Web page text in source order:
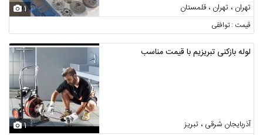
تهران ، تهران ، قلمستان 1
قیمت : توافقی
لوله بازکنی تبریزیم با قیمت مناسب
آذربایجان شرقی ، تبریز 1